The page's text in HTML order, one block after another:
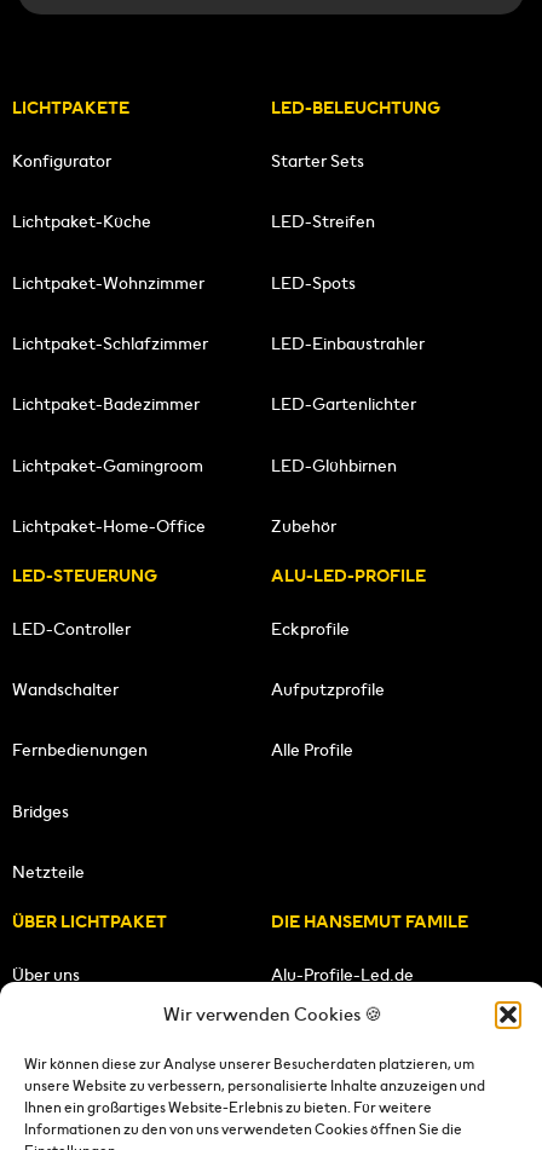
Wir verwenden Cookies 🍪
Wir können diese zur Analyse unserer Besucherdaten platzieren, um
unsere Website zu verbessern, personalisierte Inhalte anzuzeigen und
Ihnen ein großartiges Website-Erlebnis zu bieten. Für weitere
Informationen zu den von uns verwendeten Cookies öffnen Sie die
LICHTPAKETE
Konfigurator
Lichtpaket-Küche
Lichtpaket-Wohnzimmer
Lichtpaket-Schlafzimmer
Lichtpaket-Badezimmer
Lichtpaket-Gamingroom
Lichtpaket-Home-Office
LED-BELEUCHTUNG
Starter Sets
LED-Streifen
LED-Spots
LED-Einbaustrahler
LED-Gartenlichter
LED-Glühbirnen
Zubehör
LED-STEUERUNG
LED-Controller
Wandschalter
Fernbedienungen
Bridges
Netzteile
ALU-LED-PROFILE
Eckprofile
Aufputzprofile
Alle Profile
ÜBER LICHTPAKET
Über uns
Unser Team
DIE HANSEMUT FAMILE
Alu-Profile-Led.de
Lichtpaket.de